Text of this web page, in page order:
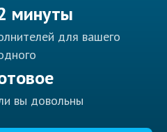
минуты
для вашего
вы довольны